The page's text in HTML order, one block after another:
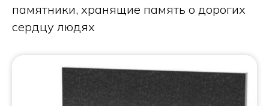
памятники, хранящие память о дорогих
сердцу людях